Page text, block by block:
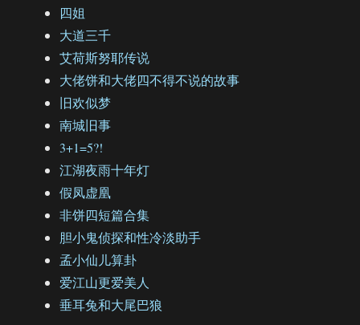
四姐
大道三千
艾荷斯努耶传说
大佬饼和大佬四不得不说的故事
旧欢似梦
南城旧事
3+1=5?!
江湖夜雨十年灯
假凤虚凰
非饼四短篇合集
胆小鬼侦探和性冷淡助手
孟小仙儿算卦
爱江山更爱美人
垂耳兔和大尾巴狼